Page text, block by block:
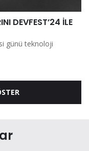
DEVFEST’24 İLE
günü teknoloji